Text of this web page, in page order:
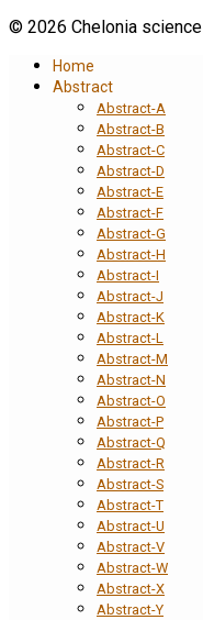
© 2026 Chelonia science
Home
Abstract
Abstract-A
Abstract-B
Abstract-C
Abstract-D
Abstract-E
Abstract-F
Abstract-G
Abstract-H
Abstract-I
Abstract-J
Abstract-K
Abstract-L
Abstract-M
Abstract-N
Abstract-O
Abstract-P
Abstract-Q
Abstract-R
Abstract-S
Abstract-T
Abstract-U
Abstract-V
Abstract-W
Abstract-X
Abstract-Y